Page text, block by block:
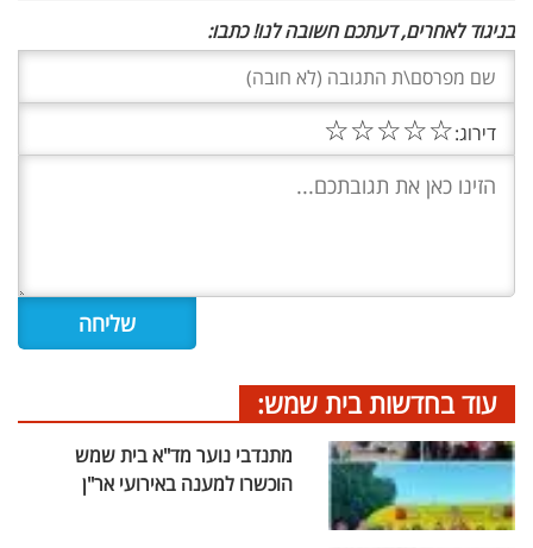
בניגוד לאחרים, דעתכם חשובה לנו! כתבו:
דירוג:☆
☆
☆
☆
☆
עוד בחדשות בית שמש:
מתנדבי נוער מד"א בית שמש
הוכשרו למענה באירועי אר"ן